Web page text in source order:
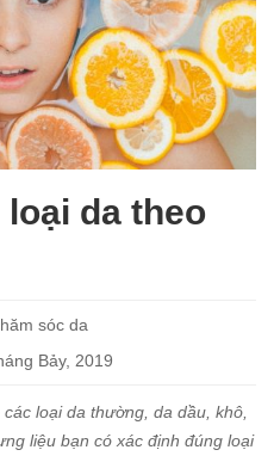
da theo
sóc da
Bảy, 2019
loại da thường, da dầu, khô,
liệu bạn có xác định đúng loại